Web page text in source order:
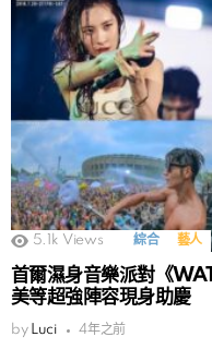
5.1k Views 綜合 藝人
首爾濕身音樂派對《
美等超強陣容現身助慶
by Luci 4年之前